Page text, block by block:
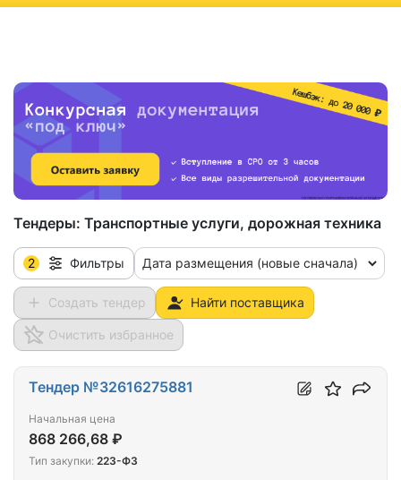
Тендеры: Транспортные услуги, дорожная техника
2 Фильтры Дата размещения (новые сначала)
Создать тендер Найти поставщика
Очистить избранное
Тендер №32616275881
Начальная цена
868 266,68 ₽
Тип закупки: 223-ФЗ